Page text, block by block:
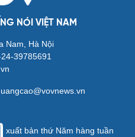
Podcast
Cửa sổ tình yêu
NÓI VIỆT NAM
Nam, Hà Nội
39785691
xuất bản thứ Năm hàng tuần